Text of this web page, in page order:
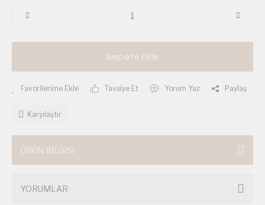
Sepete Ekle
Tavsiye Et Yorum Yaz Paylaş
Karşılaştır
ÜRÜN BİLGİSİ
YORUMLAR